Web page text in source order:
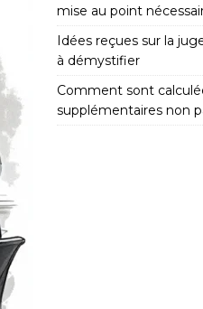
mise au point
Idées reçues sur la
à démystifier
Comment sont
supplémentaires non